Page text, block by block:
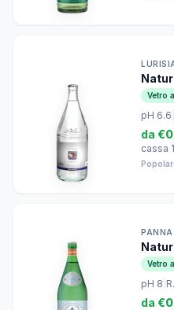
Vetro
pH 6.6
da
cassa
PANNA
Vetro
pH 8
da